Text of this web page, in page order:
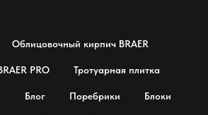
Облицовочный кирпич BRAER
PRO Тротуарная плитка
Блог Поребрики Блоки